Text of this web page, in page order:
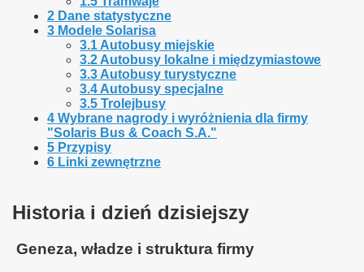
2 Dane statystyczne
3 Modele Solarisa
3.1 Autobusy miejskie
3.2 Autobusy lokalne i międzymiastowe
3.3 Autobusy turystyczne
3.4 Autobusy specjalne
3.5 Trolejbusy
4 Wybrane nagrody i wyróżnienia dla firmy
"Solaris Bus & Coach S.A."
5 Przypisy
6 Linki zewnętrzne
Historia i dzień dzisiejszy
Geneza, władze i struktura firmy